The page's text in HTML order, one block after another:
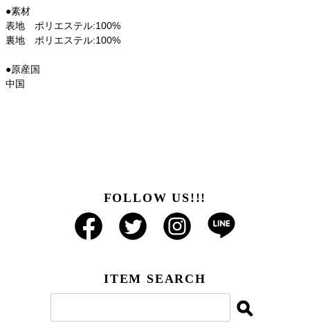
●素材
表地 ポリエステル:100%
裏地 ポリエステル:100%
●原産国
中国
FOLLOW US!!!
ITEM SEARCH